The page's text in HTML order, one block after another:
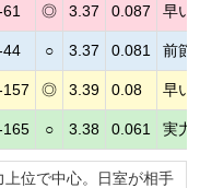
◎ 3.37 0.087 早い
44 ○ 3.37 0.081 前節
157 ◎ 3.39 0.08 早い
165 ○ 3.38 0.061 実力
位で中心。日室が相手